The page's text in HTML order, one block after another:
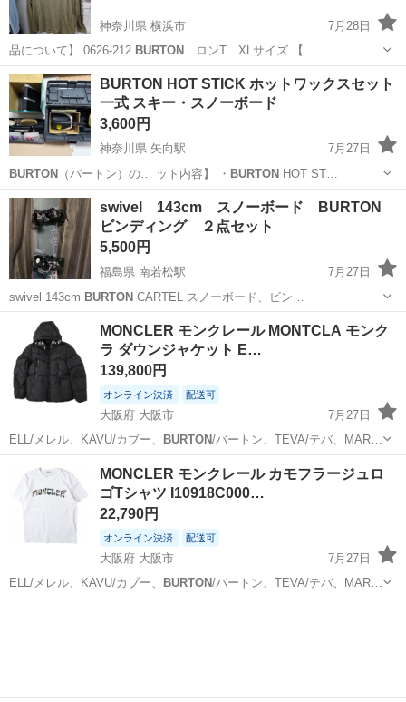
神奈川県 横浜市
7月28日
品について】 0626-212 BURTON ロンT XLサイズ 【…
神奈川 横浜市
BURTON HOT STICK ホットワックスセット
一式 スキー・スノーボード
3,600円
神奈川県 矢向駅
7月27日
BURTON
（バートン）の… ット内容】 ・ BURTON HOT ST…
神奈川 横浜市 ホットワックス
swivel 143cm スノーボード BURTON
ビンディング ２点セット
5,500円
福島県 南若松駅
7月27日
swivel 143cm BURTONCARTEL スノーボード、ビン…
福島 スノーボード
MONCLER モンクレール MONTCLA モンク
ラ ダウンジャケット E…
139,800円
オンライン決済 配送可
大阪府 大阪市
7月27日
ELL/メレル、KAVU/カブー、
BURTON/バートン、TEVA/テバ、MAR…
大阪 MONCLER
MONCLER モンクレール カモフラージュロ
ゴTシャツ I10918C000…
22,790円
オンライン決済 配送可
大阪府 大阪市
7月27日
ELL/メレル、KAVU/カブー、
BURTON/バートン、TEVA/テバ、MAR…